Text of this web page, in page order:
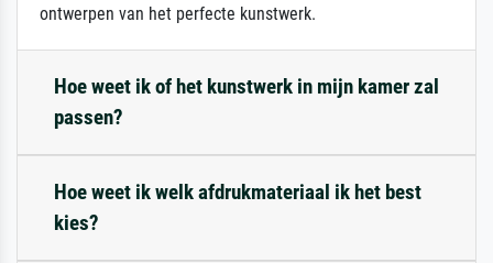
ontwerpen van het perfecte kunstwerk.
Hoe weet ik of het kunstwerk in mijn kamer zal
passen?
Hoe weet ik welk afdrukmateriaal ik het best
kies?